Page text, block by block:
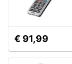
€ 91,99